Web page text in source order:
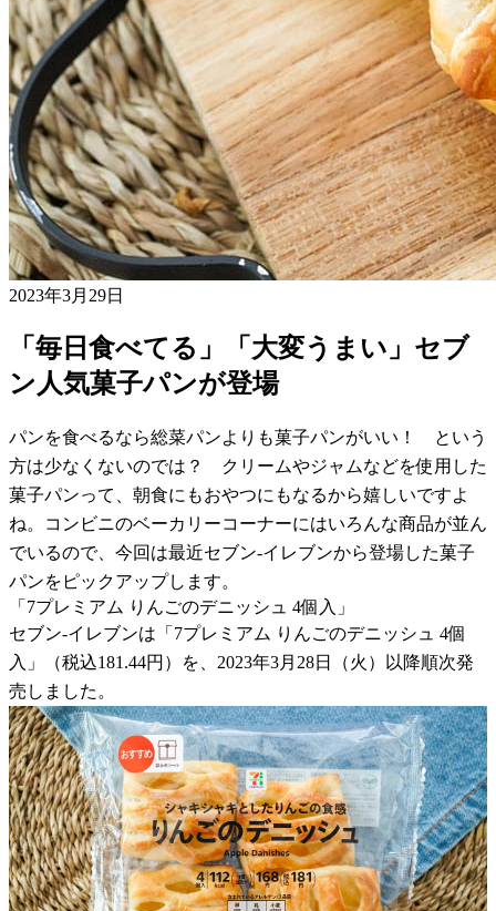
2023年3月29日
「毎日食べてる」「大変うまい」セブ
ン人気菓子パンが登場
パンを食べるなら総菜パンよりも菓子パンがいい！ という
方は少なくないのでは？ クリームやジャムなどを使用した
菓子パンって、朝食にもおやつにもなるから嬉しいですよ
ね。コンビニのベーカリーコーナーにはいろんな商品が並ん
でいるので、今回は最近セブン-イレブンから登場した菓子
パンをピックアップします。
「7プレミアム りんごのデニッシュ 4個入」
セブン-イレブンは「7プレミアム りんごのデニッシュ 4個
入」（税込181.44円）を、2023年3月28日（火）以降順次発
売しました。